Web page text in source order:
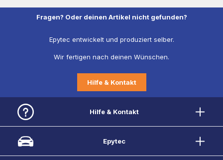
Fragen? Oder deinen Artikel nicht gefunden?
Epytec entwickelt und produziert selber.
Wir fertigen nach deinen Wünschen.
Hilfe & Kontakt
Hilfe & Kontakt
Epytec